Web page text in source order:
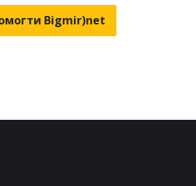
Bigmir)net